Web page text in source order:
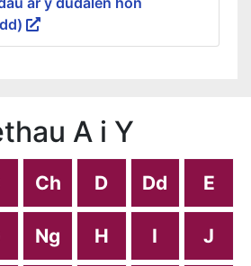
A i Y
Ch D Dd E
Ng H I J